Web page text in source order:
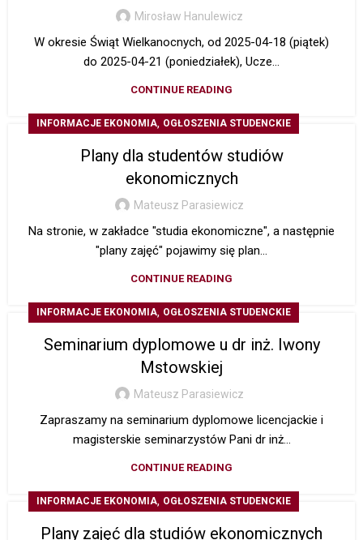
Mirosław Hanulewicz
W okresie Świąt Wielkanocnych, od 2025-04-18 (piątek)
do 2025-04-21 (poniedziałek), Ucze...
CONTINUE READING
INFORMACJE EKONOMIA, OGŁOSZENIA STUDENCKIE
Plany dla studentów studiów
ekonomicznych
Mateusz Parasiewicz
Na stronie, w zakładce "studia ekonomiczne", a następnie
"plany zajęć" pojawimy się plan...
CONTINUE READING
INFORMACJE EKONOMIA, OGŁOSZENIA STUDENCKIE
Seminarium dyplomowe u dr inż. Iwony
Mstowskiej
Mateusz Parasiewicz
Zapraszamy na seminarium dyplomowe licencjackie i
magisterskie seminarzystów Pani dr inż...
CONTINUE READING
INFORMACJE EKONOMIA, OGŁOSZENIA STUDENCKIE
Plany zajęć dla studiów ekonomicznych